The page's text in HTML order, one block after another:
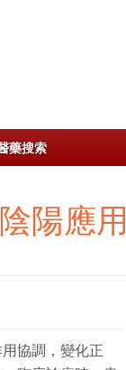
藥搜索
陽應用
協調，變化正